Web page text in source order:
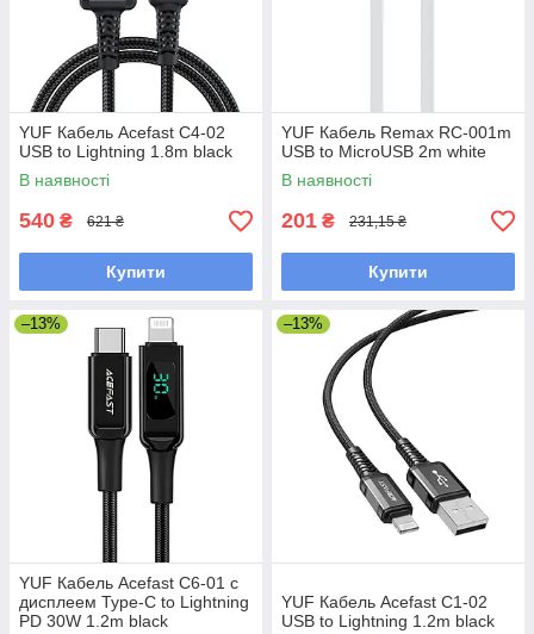
YUF Кабель Acefast C4-02
USB to Lightning 1.8m black
В наявності
540 ₴ 621 ₴
Купити
YUF Кабель Remax RC-001m
USB to MicroUSB 2m white
В наявності
201 ₴ 231,15 ₴
Купити
–13%
YUF Кабель Acefast C6-01 с
дисплеем Type-C to Lightning
PD 30W 1.2m black
–13%
YUF Кабель Acefast C1-02
USB to Lightning 1.2m black